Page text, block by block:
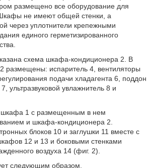
размещено все оборудование для
не имеют общей стенки, а
через уплотнители крепежными
единого герметизированного
схема шкафа-кондиционера 2. В
размещены: испаритель 4, вентиляторы
подачи хладагента 6, поддон
ультразвуковой увлажнитель 8 и
шкафа 1 с размещенным в нем
и шкафа-кондиционера 2.
блоков 10 и заглушки 11 вместе с
12 и 13 и боковыми стенками
воздуха 14 (фиг. 2).
следующим образом.